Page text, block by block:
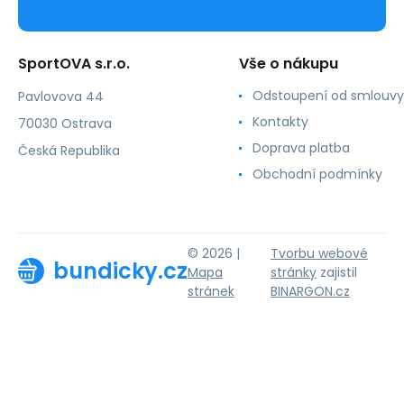
SportOVA s.r.o.
Pavlovova 44
70030 Ostrava
Česká Republika
Vše o nákupu
Odstoupení od smlouvy
Kontakty
Doprava platba
Obchodní podmínky
bundicky.cz
© 2026 |
Mapa
stránek
Tvorbu webové
stránky zajistil
BINARGON.cz